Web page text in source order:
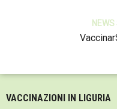
VACCINAZIONI IN LIGURIA